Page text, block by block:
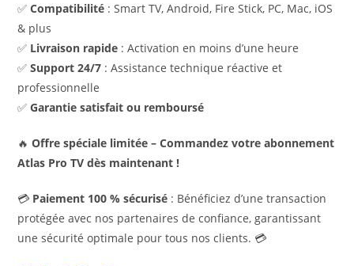
✅Compatibilité : Smart TV, Android, Fire Stick, PC, Mac, iOS
& plus
✅ Livraison rapide : Activation en moins d’une heure
✅Support 24/7 : Assistance technique réactive et
professionnelle
✅Garantie satisfait ou remboursé
🔥Offre spéciale limitée – Commandez votre abonnement
Atlas Pro TV dès maintenant !
💳 Paiement 100 % sécurisé : Bénéficiez d’une transaction
protégée avec nos partenaires de confiance, garantissant
une sécurité optimale pour tous nos clients. 💳